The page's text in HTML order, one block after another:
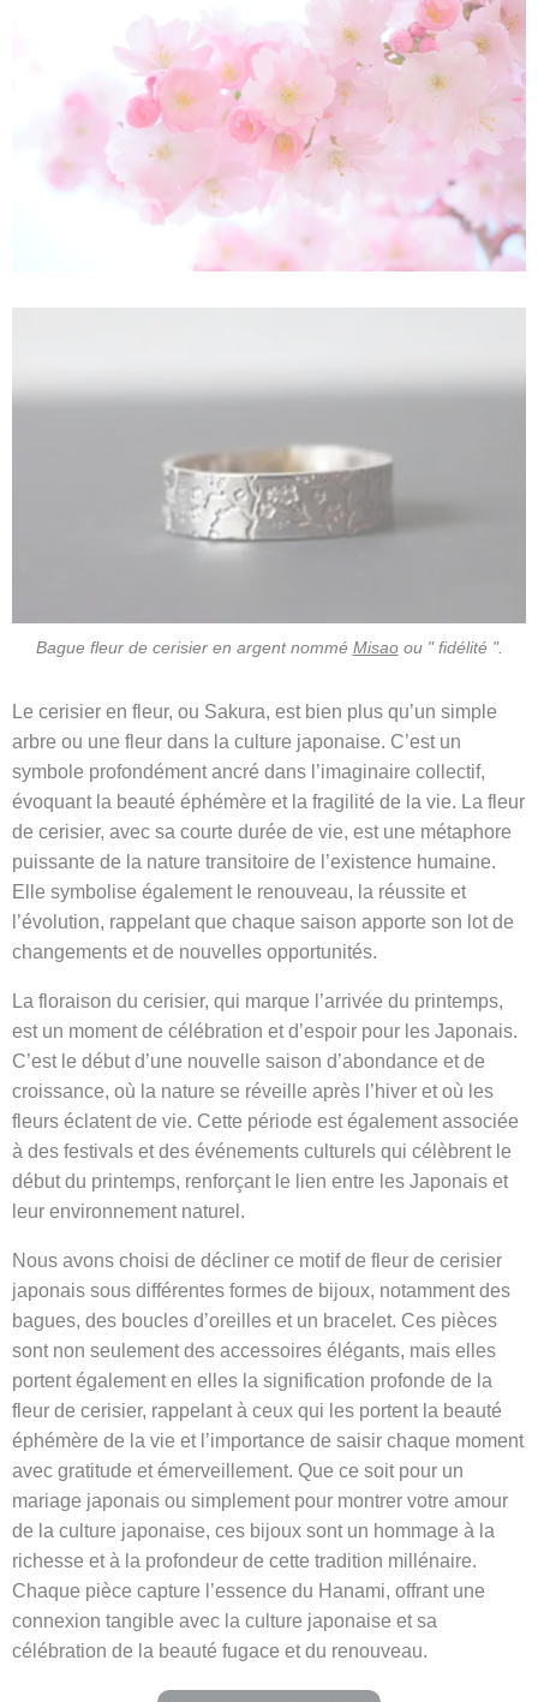
Bague fleur de cerisier en argent nommé Misaoou " fidélité ".
Le cerisier en fleur, ou Sakura, est bien plus qu’un simple
arbre ou une fleur dans la culture japonaise. C’est un
symbole profondément ancré dans l’imaginaire collectif,
évoquant la beauté éphémère et la fragilité de la vie. La fleur
de cerisier, avec sa courte durée de vie, est une métaphore
puissante de la nature transitoire de l’existence humaine.
Elle symbolise également le renouveau, la réussite et
l’évolution, rappelant que chaque saison apporte son lot de
changements et de nouvelles opportunités.
La floraison du cerisier, qui marque l’arrivée du printemps,
est un moment de célébration et d’espoir pour les Japonais.
C’est le début d’une nouvelle saison d’abondance et de
croissance, où la nature se réveille après l’hiver et où les
fleurs éclatent de vie. Cette période est également associée
à des festivals et des événements culturels qui célèbrent le
début du printemps, renforçant le lien entre les Japonais et
leur environnement naturel.
Nous avons choisi de décliner ce motif de fleur de cerisier
japonais sous différentes formes de bijoux, notamment des
bagues, des boucles d’oreilles et un bracelet. Ces pièces
sont non seulement des accessoires élégants, mais elles
portent également en elles la signification profonde de la
fleur de cerisier, rappelant à ceux qui les portent la beauté
éphémère de la vie et l’importance de saisir chaque moment
avec gratitude et émerveillement. Que ce soit pour un
mariage japonais ou simplement pour montrer votre amour
de la culture japonaise, ces bijoux sont un hommage à la
richesse et à la profondeur de cette tradition millénaire.
Chaque pièce capture l’essence du Hanami, offrant une
connexion tangible avec la culture japonaise et sa
célébration de la beauté fugace et du renouveau.